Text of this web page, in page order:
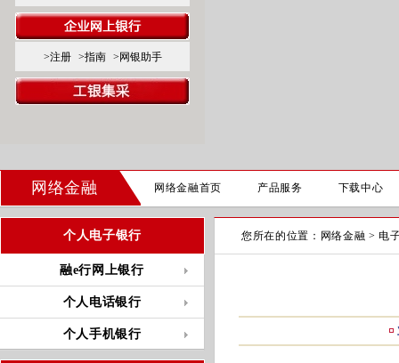
>注册 >指南 >网银助手
网络金融 网络金融首页 产品服务 下载中心
个人电子银行
融e行网上银行
个人电话银行
个人手机银行
您所在的位置： 网络金融 >电